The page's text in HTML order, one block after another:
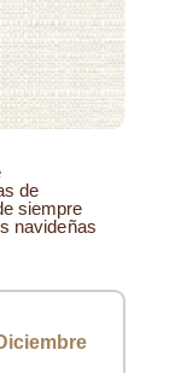
de
siempre
navideñas